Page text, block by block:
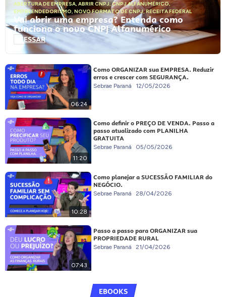
ABERTURA DE EMPRESA, ABRIR CNPJ,CNPJ ALFANUMÉRICO,
EMPREENDEDORISMO, NOVO FORMATO DE CNPJ,RECEITA FEDERAL
Vai abrir uma empresa? Entenda como
funciona o novo CNPJ Alfanumérico
ACESSAR
06:24
Como ORGANIZAR sua EMPRESA. Reduzir
erros e crescer com SEGURANÇA.
Sebrae Paraná 12/05/2026
11:20
Como definir o PREÇO DE VENDA. Passo a
passo atualizado com PLANILHA
GRATUITA
Sebrae Paraná 05/05/2026
10:28
Como planejar a SUCESSÃO FAMILIAR do
NEGÓCIO.
Sebrae Paraná 28/04/2026
07:43
Passo a passo para ORGANIZAR sua
PROPRIEDADE RURAL
Sebrae Paraná 21/04/2026
EBOOKS